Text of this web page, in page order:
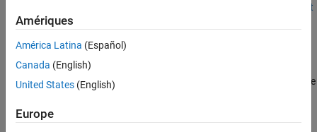
Description
Version History
See Also
Ethernet
Sendblock.
If a bus object with the name already exists, it is assumed to
contain theLength
such that the size of the
element is set to the maximum of the
example
Amériques
América Latina (Español)
Canada (English)
United States (English)
Europe